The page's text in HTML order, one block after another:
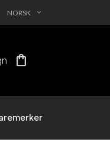
NORSK EXPAND_MORE
shopping_bag